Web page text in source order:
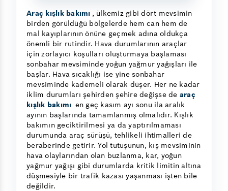
Araç kışlık bakımı , ülkemiz gibi dört mevsimin
birden görüldüğü bölgelerde hem can hem de
mal kayıplarının önüne geçmek adına oldukça
önemli bir rutindir. Hava durumlarının araçlar
için zorlayıcı koşulları oluşturmaya başlaması
sonbahar mevsiminde yoğun yağmur yağışları ile
başlar. Hava sıcaklığı ise yine sonbahar
mevsiminde kademeli olarak düşer. Her ne kadar
iklim durumları şehirden şehire değişse de araç
kışlık bakımı en geç kasım ayı sonu ila aralık
ayının başlarında tamamlanmış olmalıdır. Kışlık
bakımın geciktirilmesi ya da yaptırılmaması
durumunda araç sürüşü, tehlikeli ihtimalleri de
beraberinde getirir. Yol tutuşunun, kış mevsiminin
hava olaylarından olan buzlanma, kar, yoğun
yağmur yağışı gibi durumlarda kritik limitin altına
düşmesiyle bir trafik kazası yaşanması işten bile
değildir.